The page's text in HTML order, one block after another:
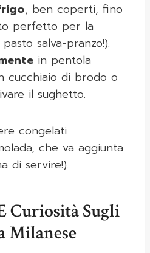
, ben coperti, fino
perfetto per la
salva-pranzo!).
in pentola
cucchiaio di brodo o
il sughetto.
congelati
che va aggiunta
di servire!).
Curiosità Sugli
Milanese